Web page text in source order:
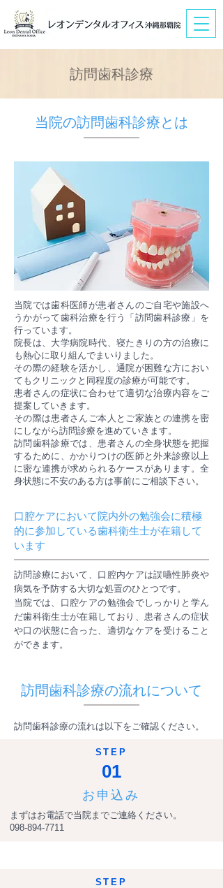
訪問歯科診療
当院の訪問歯科診療とは
当院では歯科医師が患者さんのご自宅や施設へ
うかがって歯科治療を行う「訪問歯科診療」を
行っています。
院長は、大学病院時代、寝たきりの方の治療に
も熱心に取り組んでまいりました。
その際の経験を活かし、通院が困難な方におい
てもクリニックと同程度の診療が可能です。
患者さんの症状に合わせて適切な治療内容をご
提案していきます。
その際は患者さんご本人とご家族との連携を密
にしながら訪問診療を進めていきます。
訪問歯科診療では、患者さんの全身状態を把握
するために、かかりつけの医師と外来診療以上
に密な連携が求められるケースがあります。全
身状態に不安のある方は事前にご相談下さい。
口腔ケアにおいて院内外の勉強会に積極
的に参加している歯科衛生士が在籍して
います
訪問診療において、口腔内ケアは誤嚥性肺炎や
病気を予防する大切な処置のひとつです。
当院では、口腔ケアの勉強会でしっかりと学ん
だ歯科衛生士が在籍しており、患者さんの症状
や口の状態に合った、適切なケアを受けること
ができます。
訪問歯科診療の流れについて
訪問歯科診療の流れは以下をご確認ください。
STEP
01
お申込み
まずはお電話で当院までご連絡ください。
098-894-7711
STEP